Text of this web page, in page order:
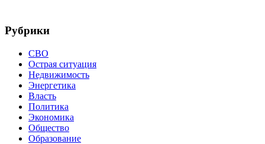
Рубрики
СВО
Острая ситуация
Недвижимость
Энергетика
Власть
Политика
Экономика
Общество
Образование